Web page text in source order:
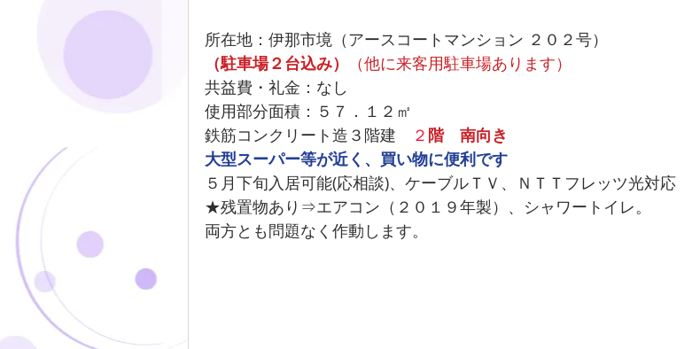
所在地：伊那市境（アースコートマンション ２０２号）
（駐車場２台込み）
（他に来客用駐車場あります）
共益費・礼金：なし
使用部分面積：５７．１２㎡
鉄筋コンクリート造３階建
２ 階　南向き
大型スーパー等が近く、買い物に便利です
５月下旬入居可能(応相談)、ケーブルＴＶ、ＮＴＴフレッツ光対応
★残置物あり⇒エアコン（２０１９年製）、シャワートイレ。
両方とも問題なく作動します。